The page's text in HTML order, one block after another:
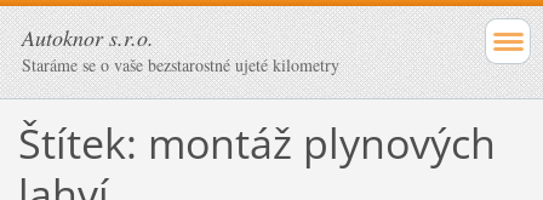
Autoknor s.r.o.
Staráme se o vaše bezstarostné ujeté kilometry
Štítek: montáž plynových